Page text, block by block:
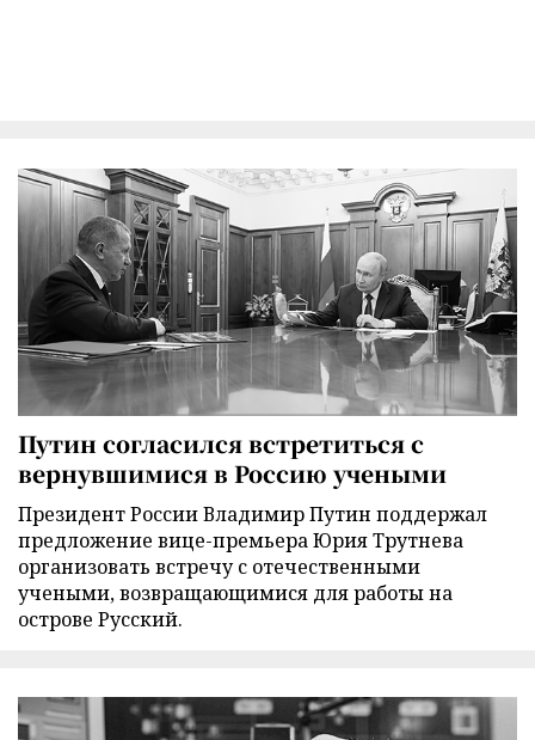
Путин согласился встретиться с
вернувшимися в Россию учеными
Президент России Владимир Путин поддержал
предложение вице-премьера Юрия Трутнева
организовать встречу с отечественными
учеными, возвращающимися для работы на
острове Русский.